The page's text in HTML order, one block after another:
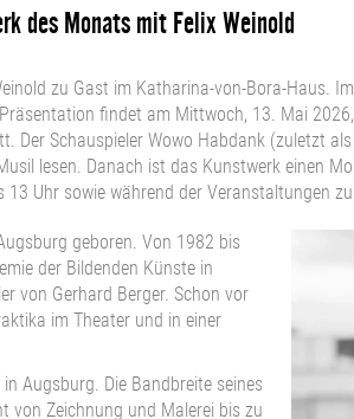
des Monats mit Felix Weinold
zu Gast im Katharina-von-Bora-Haus.
findet am Mittwoch, 13. Mai
Der Schauspieler Wowo Habdank (zuletzt
lesen. Danach ist das Kunstwerk einen
13 Uhr sowie während der Veranstaltungen
geboren. Von 1982 bis
der Bildenden Künste in
von Gerhard Berger. Schon vor
im Theater und in einer
Augsburg. Die Bandbreite seines
von Zeichnung und Malerei bis zu